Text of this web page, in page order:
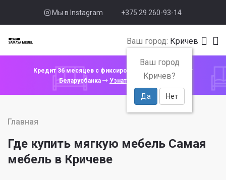
Мы в Instagram +375 29 260-93-14
Ваш город: Кричев
Ваш город
Кричев?
Да Нет
Кредит 36 месяцев с фиксированной ставкой 4% от
Беларусбанка
Узнать подробнее
Главная
Где купить мягкую мебель Самая
мебель в Кричеве